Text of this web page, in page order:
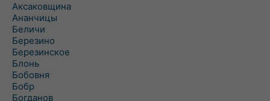
Аксаковщина
Ананчицы
Беличи
Березино
Березинское
Блонь
Бобовня
Бобр
Богданов